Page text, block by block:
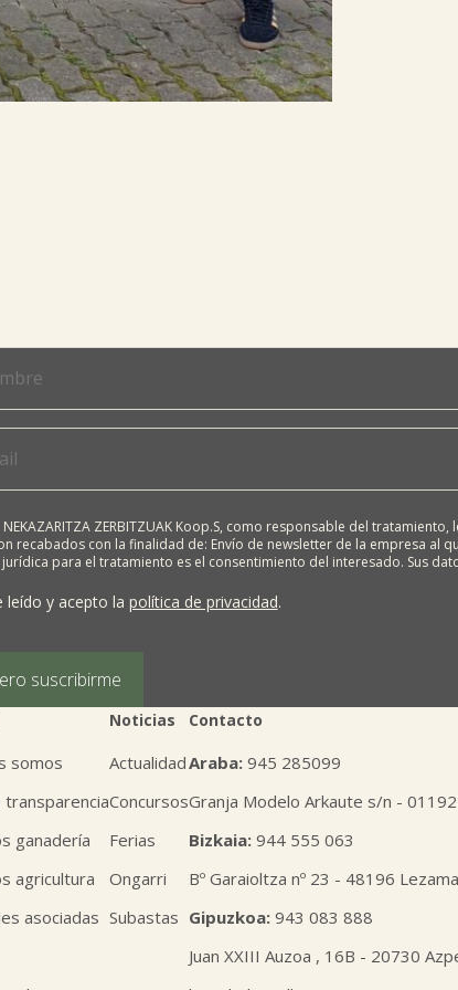
NEKAZARITZA ZERBITZUAK Koop.S, como responsable del
recabados con la finalidad de: Envío de newsletter de la empresa al
jurídica para el tratamiento es el consentimiento del interesado. Sus
limitación del tratamiento, oposición o derecho a la portabilidad de
escribiéndonos a la dirección de nuestras oficinas, GARAIOLTZA, Nº
leído y acepto la política de privacidad.
suscribirme
somos
transparencia
ganadería
agricultura
asociadas
Noticias
Actualidad
Concursos
Ferias
Ongarri
Subastas
Contacto
Araba: 945 285099
Granja Modelo Arkaute s/n -
Bizkaia: 944 555 063
Bº Garaioltza nº 23 - 48196 Lezama
Gipuzkoa: 943 083 888
Juan XXIII Auzoa , 16B - 20730